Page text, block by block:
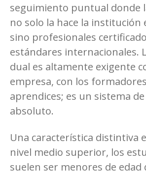
seguimiento puntual donde
no solo la hace la institución
sino profesionales
estándares internacionales.
dual es altamente exigente
empresa, con los
aprendices; es un sistema
absoluto.
Una característica distintiva
nivel medio superior, los
suelen ser menores de edad